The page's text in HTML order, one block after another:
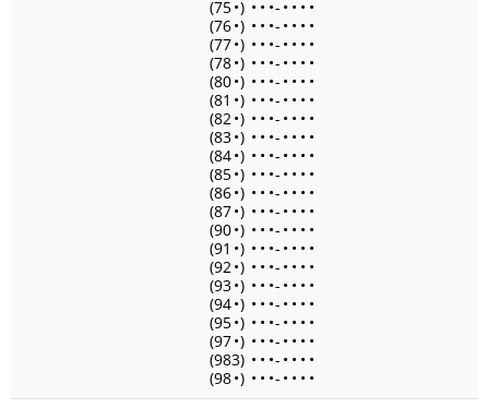
(75•) • • •- • • • •
(76•) • • •- • • • •
(77•) • • •- • • • •
(78•) • • •- • • • •
(80•) • • •- • • • •
(81 •) • • •- • • • •
(82•) • • •- • • • •
(83•) • • •- • • • •
(84•) • • •- • • • •
(85•) • • •- • • • •
(86•) • • •- • • • •
(87•) • • •- • • • •
(90•) • • •- • • • •
(91 •) • • •- • • • •
(92•) • • •- • • • •
(93•) • • •- • • • •
(94•) • • •- • • • •
(95•) • • •- • • • •
(97•) • • •- • • • •
(983) • • •- • • • •
(98•) • • •- • • • •